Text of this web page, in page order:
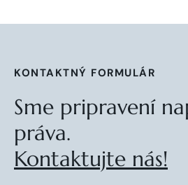
KONTAKTNÝ FORMULÁR
Sme pripravení
práva.
Kontaktujte nás!